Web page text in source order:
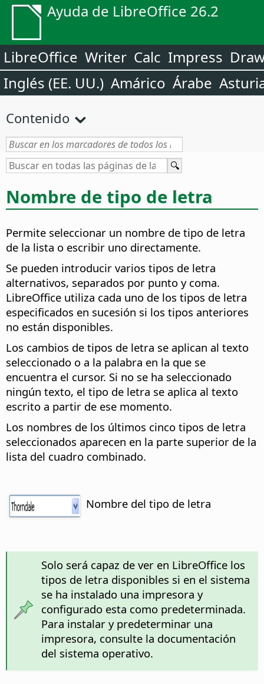
Ayuda de LibreOffice 26.2
LibreOffice Writer Calc Impress
Inglés (EE. UU.) Amárico Árabe
Contenido
Nombre de tipo de letra
Permite seleccionar un nombre de tipo de letra
de la lista o escribir uno directamente.
Se pueden introducir varios tipos de letra
alternativos, separados por punto y coma.
LibreOffice utiliza cada uno de los tipos de letra
especificados en sucesión si los tipos anteriores
no están disponibles.
Los cambios de tipos de letra se aplican al texto
seleccionado o a la palabra en la que se
encuentra el cursor. Si no se ha seleccionado
ningún texto, el tipo de letra se aplica al texto
escrito a partir de ese momento.
Los nombres de los últimos cinco tipos de letra
seleccionados aparecen en la parte superior de la
lista del cuadro combinado.
Nombre del tipo de letra
Solo será capaz de ver en LibreOffice los
tipos de letra disponibles si en el sistema
se ha instalado una impresora y
configurado esta como predeterminada.
Para instalar y predeterminar una
impresora, consulte la documentación
del sistema operativo.